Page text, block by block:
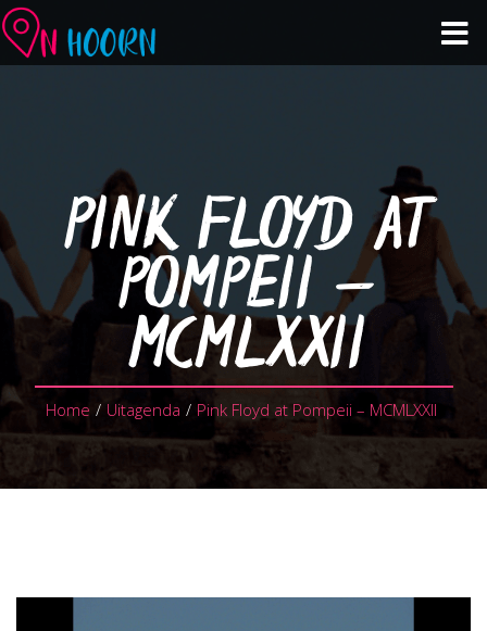
Winkelen & Horeca
Over Hoorn
Plan je bezoek
PINK FLOYD AT
POMPEII –
MCMLXXII
Home / Uitagenda / Pink Floyd at Pompeii – MCMLXXII